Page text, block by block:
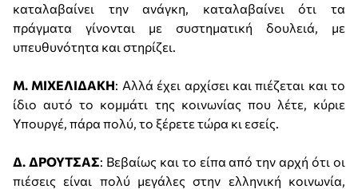
καταλαβαίνει την ανάγκη, καταλαβαίνει ότι τα
πράγματα γίνονται με συστηματική δουλειά, με
υπευθυνότητα και στηρίζει.
Μ. ΜΙΧΕΛΙΔΑΚΗ: Αλλά έχει αρχίσει και πιέζεται και το
ίδιο αυτό το κομμάτι της κοινωνίας που λέτε, κύριε
Υπουργέ, πάρα πολύ, το ξέρετε τώρα κι εσείς.
Δ. ΔΡΟΥΤΣΑΣ: Βεβαίως και το είπα από την αρχή ότι οι
πιέσεις είναι πολύ μεγάλες στην ελληνική κοινωνία,